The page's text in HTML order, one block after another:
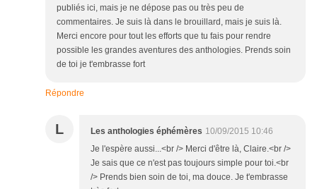
publiés ici, mais je ne dépose pas ou très peu de
commentaires. Je suis là dans le brouillard, mais je suis là.
Merci encore pour tout les efforts que tu fais pour rendre
possible les grandes aventures des anthologies. Prends soin
de toi je t'embrasse fort
Répondre
L Les anthologies éphémères 10/09/2015 10:46
Je l'espère aussi...<br /> Merci d'être là, Claire.<br />
Je sais que ce n'est pas toujours simple pour toi.<br
/> Prends bien soin de toi, ma douce. Je t'embrasse